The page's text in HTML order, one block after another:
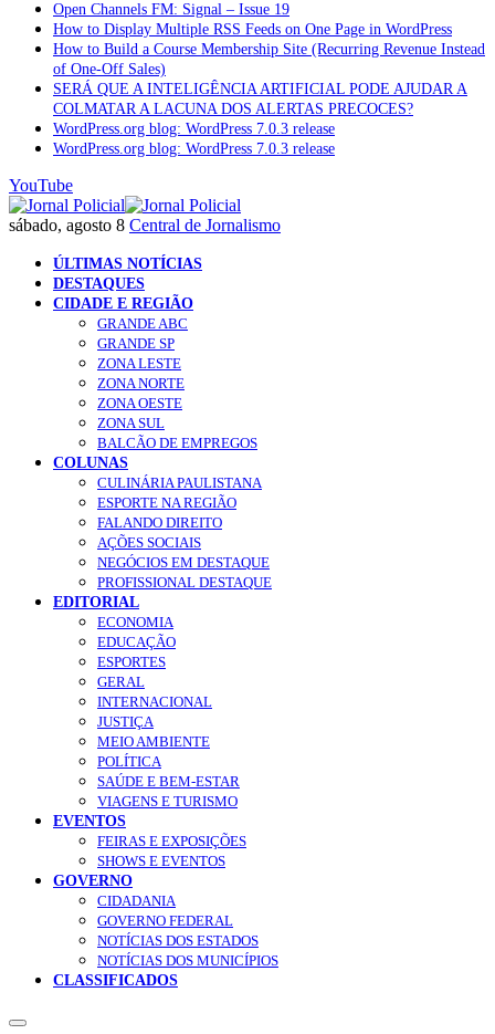
Open Channels FM: Signal – Issue 19
How to Display Multiple RSS Feeds on One Page in WordPress
How to Build a Course Membership Site (Recurring Revenue Instead
of One-Off Sales)
SERÁ QUE A INTELIGÊNCIA ARTIFICIAL PODE AJUDAR A
COLMATAR A LACUNA DOS ALERTAS PRECOCES?
WordPress.org blog: WordPress 7.0.3 release
WordPress.org blog: WordPress 7.0.3 release
YouTube
sábado, agosto 8 Central de Jornalismo
ÚLTIMAS NOTÍCIAS
DESTAQUES
CIDADE E REGIÃO
GRANDE ABC
GRANDE SP
ZONA LESTE
ZONA NORTE
ZONA OESTE
ZONA SUL
BALCÃO DE EMPREGOS
COLUNAS
CULINÁRIA PAULISTANA
ESPORTE NA REGIÃO
FALANDO DIREITO
AÇÕES SOCIAIS
NEGÓCIOS EM DESTAQUE
PROFISSIONAL DESTAQUE
EDITORIAL
ECONOMIA
EDUCAÇÃO
ESPORTES
GERAL
INTERNACIONAL
JUSTIÇA
MEIO AMBIENTE
POLÍTICA
SAÚDE E BEM-ESTAR
VIAGENS E TURISMO
EVENTOS
FEIRAS E EXPOSIÇÕES
SHOWS E EVENTOS
GOVERNO
CIDADANIA
GOVERNO FEDERAL
NOTÍCIAS DOS ESTADOS
NOTÍCIAS DOS MUNICÍPIOS
CLASSIFICADOS